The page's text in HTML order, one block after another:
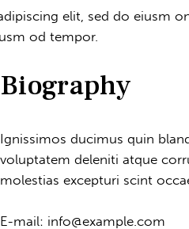
elit, sed do eiusm
od tempor.
Biography
Ignissimos ducimus quin
voluptatem deleniti atque
molestias excepturi scint
E-mail: info@example.com